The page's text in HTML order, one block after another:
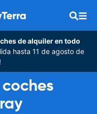
de alquiler en todo
hasta 11 de agosto de